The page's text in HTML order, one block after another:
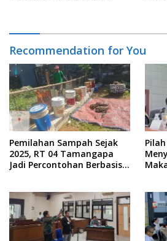
Recommendation for You
Pemilahan Sampah Sejak
2025, RT 04 Tamangapa
Jadi Percontohan Berbasis